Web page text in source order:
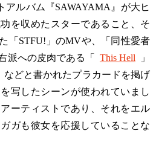
ルバム『SAWAYAMA』が大ヒ
を収めたスターであること、そ
「STFU!」のMVや、「同性愛者
派への皮肉である「
This Hell
」
どと書かれたプラカードを掲げ
写したシーンが使われていまし
ーティストであり、それをエル
ガも彼女を応援していることな